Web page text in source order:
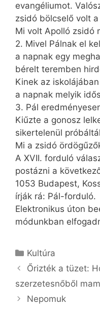
evangéliumot.
zsidó bölcselő volt
Mi volt Apolló zsidó
2. Mivel Pálnak el
a napnak egy
bérelt teremben
Kinek az
a napnak melyik
3. Pál
Kiűzte a gonosz
sikertelenül
Mi a zsidó
A XVII. forduló
postázni a
1053 Budapest,
írják rá: Pál-forduló.
Elektronikus úton
módunkban
Kategória
Kultúra
Őrizték a tüzet:
szerzetesnőből
Nepomuk